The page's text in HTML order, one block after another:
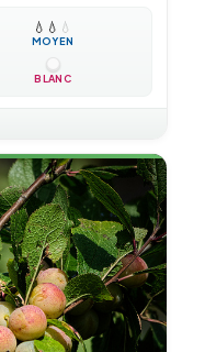
💧 💧 💧
MOYEN
BLANC